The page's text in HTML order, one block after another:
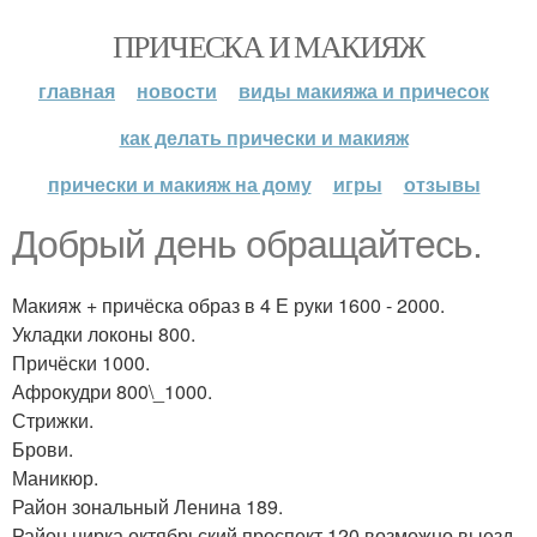
ПРИЧЕСКА И МАКИЯЖ
главная новости
виды макияжа и причесок
как делать прически и макияж
прически и макияж на дому
игры отзывы
Добрый день обращайтесь.
Макияж + причёска образ в 4 Е руки 1600 - 2000.
Укладки локоны 800.
Причёски 1000.
Афрокудри 800\_1000.
Стрижки.
Брови.
Маникюр.
Район зональный Ленина 189.